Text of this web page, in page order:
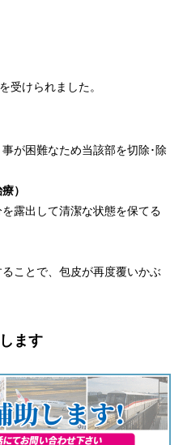
受けられました。
が困難なため当該部を切除･除
）
露出して清潔な状態を保てる
ことで、包皮が再度覆いかぶ
ます